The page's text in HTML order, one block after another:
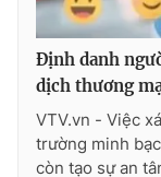
Định danh
dịch thương
VTV.vn - Việc
trường minh
còn tạo sự an